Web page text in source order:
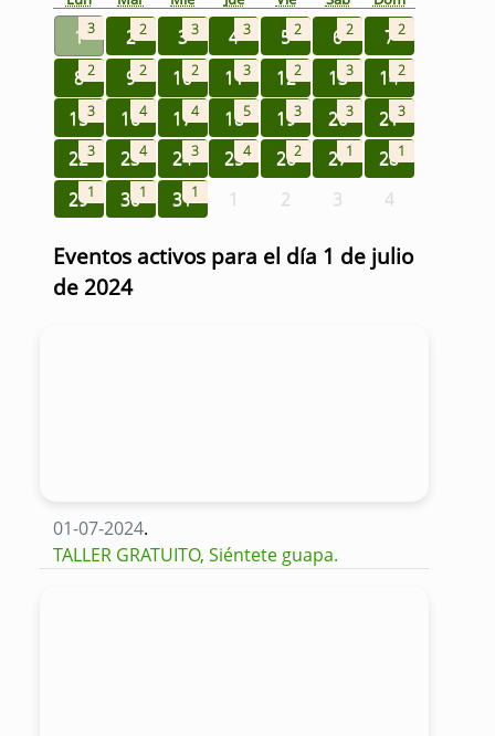
13 22 33 4 3 52 62 72
82 92 102 113 122 133 142
153 164 174 185 193 203 213
223 234 243 254 262 271 281
291 301 311 1 2 3 4
Eventos activos para el día 1 de julio
de 2024
01-07-2024.
TALLER GRATUITO, Siéntete guapa.